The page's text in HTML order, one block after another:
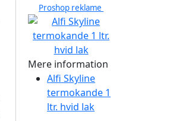
Proshop reklame
Mere information
Alfi Skyline
termokande 1
ltr. hvid lak